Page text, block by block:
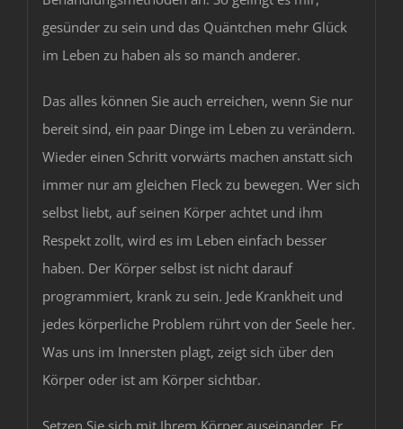
gesünder zu sein und das Quäntchen mehr Glück
im Leben zu haben als so manch anderer.
Das alles können Sie auch erreichen, wenn Sie nur
bereit sind, ein paar Dinge im Leben zu verändern.
Wieder einen Schritt vorwärts machen anstatt sich
immer nur am gleichen Fleck zu bewegen. Wer sich
selbst liebt, auf seinen Körper achtet und ihm
Respekt zollt, wird es im Leben einfach besser
haben. Der Körper selbst ist nicht darauf
programmiert, krank zu sein. Jede Krankheit und
jedes körperliche Problem rührt von der Seele her.
Was uns im Innersten plagt, zeigt sich über den
Körper oder ist am Körper sichtbar.
Setzen Sie sich mit Ihrem Körper auseinander. Er